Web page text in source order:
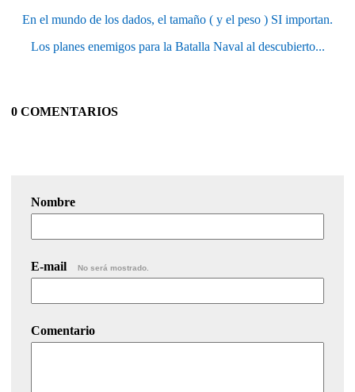
En el mundo de los dados, el tamaño ( y el peso ) SI importan.
Los planes enemigos para la Batalla Naval al descubierto...
0 COMENTARIOS
Nombre
E-mail No será mostrado.
Comentario